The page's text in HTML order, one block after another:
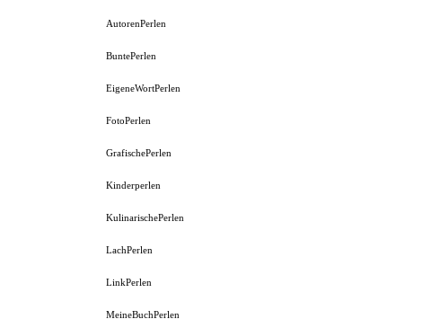
AutorenPerlen
BuntePerlen
EigeneWortPerlen
FotoPerlen
GrafischePerlen
Kinderperlen
KulinarischePerlen
LachPerlen
LinkPerlen
MeineBuchPerlen